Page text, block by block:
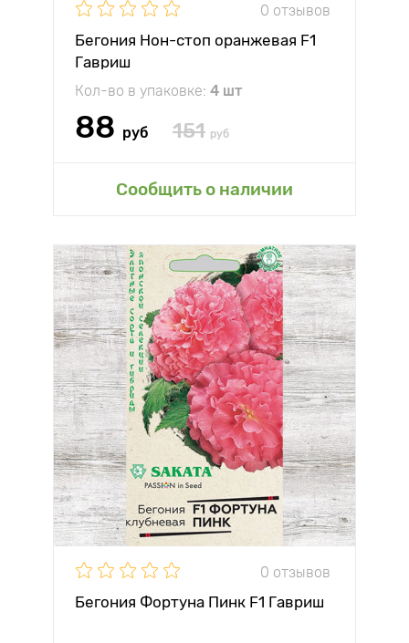
0 отзывов
Бегония Нон-стоп оранжевая F1
Гавриш
Кол-во в упаковке: 4 шт
88 руб 151 руб
Сообщить о наличии
0 отзывов
Бегония Фортуна Пинк F1 Гавриш